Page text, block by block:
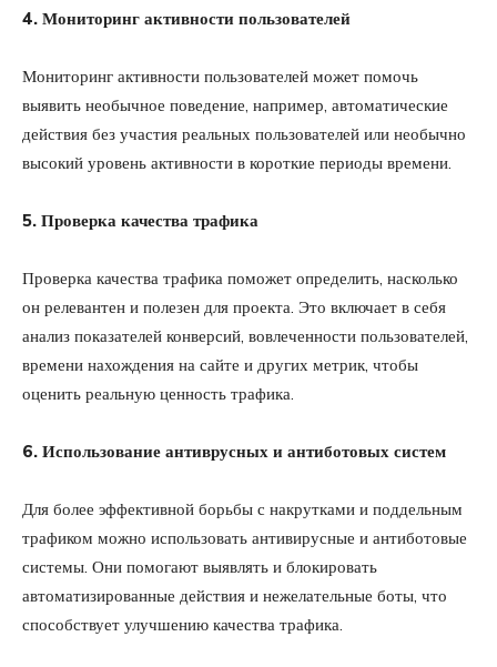
4. Мониторинг активности пользователей
Мониторинг активности пользователей может помочь
выявить необычное поведение, например, автоматические
действия без участия реальных пользователей или необычно
высокий уровень активности в короткие периоды времени.
5. Проверка качества трафика
Проверка качества трафика поможет определить, насколько
он релевантен и полезен для проекта. Это включает в себя
анализ показателей конверсий, вовлеченности пользователей,
времени нахождения на сайте и других метрик, чтобы
оценить реальную ценность трафика.
6. Использование антиврусных и антиботовых систем
Для более эффективной борьбы с накрутками и поддельным
трафиком можно использовать антивирусные и антиботовые
системы. Они помогают выявлять и блокировать
автоматизированные действия и нежелательные боты, что
способствует улучшению качества трафика.